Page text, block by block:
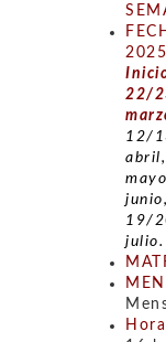
2025
Inici
22/
12/
junio,
19/
julio.